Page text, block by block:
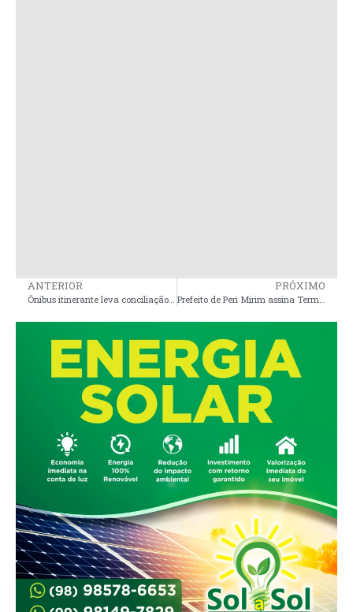
ANTERIOR
Ônibus itinerante leva conciliação para Igarapé do Meio e Viana
PRÓXIMO
Prefeito de Peri Mirim assina Termo de Adesão do Programa Cidade Empreendedora do Sebrae